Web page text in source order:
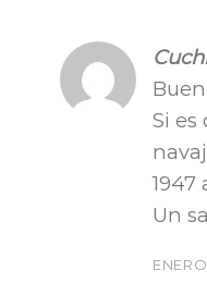
Si es
1947
Un